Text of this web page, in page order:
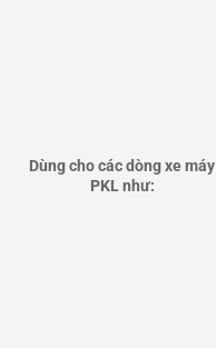
Dùng cho các dòng xe máy
PKL như: